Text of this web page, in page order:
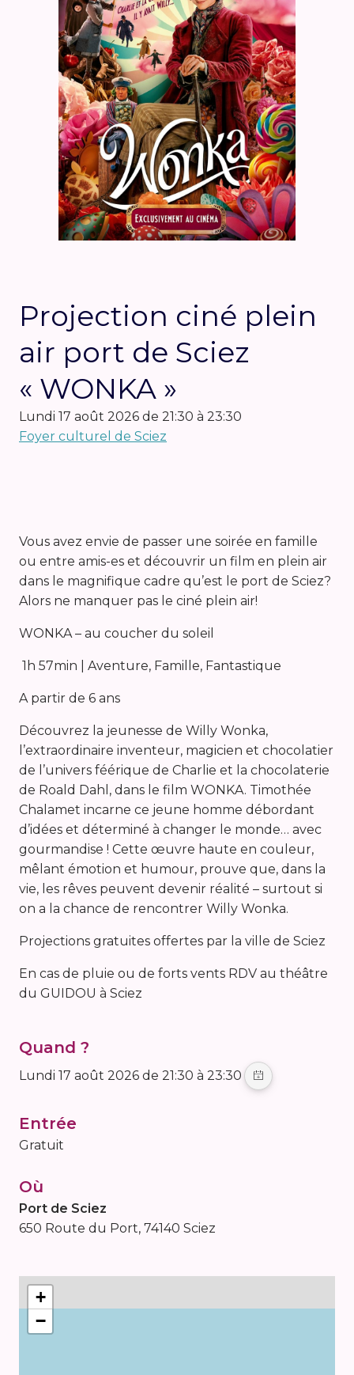
Projection ciné plein
air port de Sciez
« WONKA »
lundi 17 août 2026 de 21:30 à 23:30
Foyer culturel de Sciez
Vous avez envie de passer une soirée en famille
ou entre amis-es et découvrir un film en plein air
dans le magnifique cadre qu’est le port de Sciez?
Alors ne manquer pas le ciné plein air!
WONKA – au coucher du soleil
1h 57min | Aventure, Famille, Fantastique
A partir de 6 ans
Découvrez la jeunesse de Willy Wonka,
l’extraordinaire inventeur, magicien et chocolatier
de l’univers féérique de Charlie et la chocolaterie
de Roald Dahl, dans le film WONKA. Timothée
Chalamet incarne ce jeune homme débordant
d’idées et déterminé à changer le monde… avec
gourmandise ! Cette œuvre haute en couleur,
mêlant émotion et humour, prouve que, dans la
vie, les rêves peuvent devenir réalité – surtout si
on a la chance de rencontrer Willy Wonka.
Projections gratuites offertes par la ville de Sciez
En cas de pluie ou de forts vents RDV au théâtre
du GUIDOU à Sciez
Quand ?
lundi 17 août 2026 de 21:30 à 23:30
Entrée
Gratuit
Où
Port de Sciez
650 Route du Port, 74140 Sciez
+
−